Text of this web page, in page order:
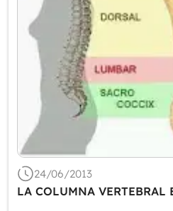
24/06/2013
LA COLUMNA VERTEBRAL